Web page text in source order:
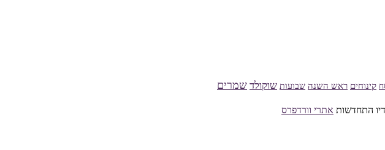
קינוחים ראש השנה שבועות שוקולד שמרים
התחדשות אתרי וורדפרס